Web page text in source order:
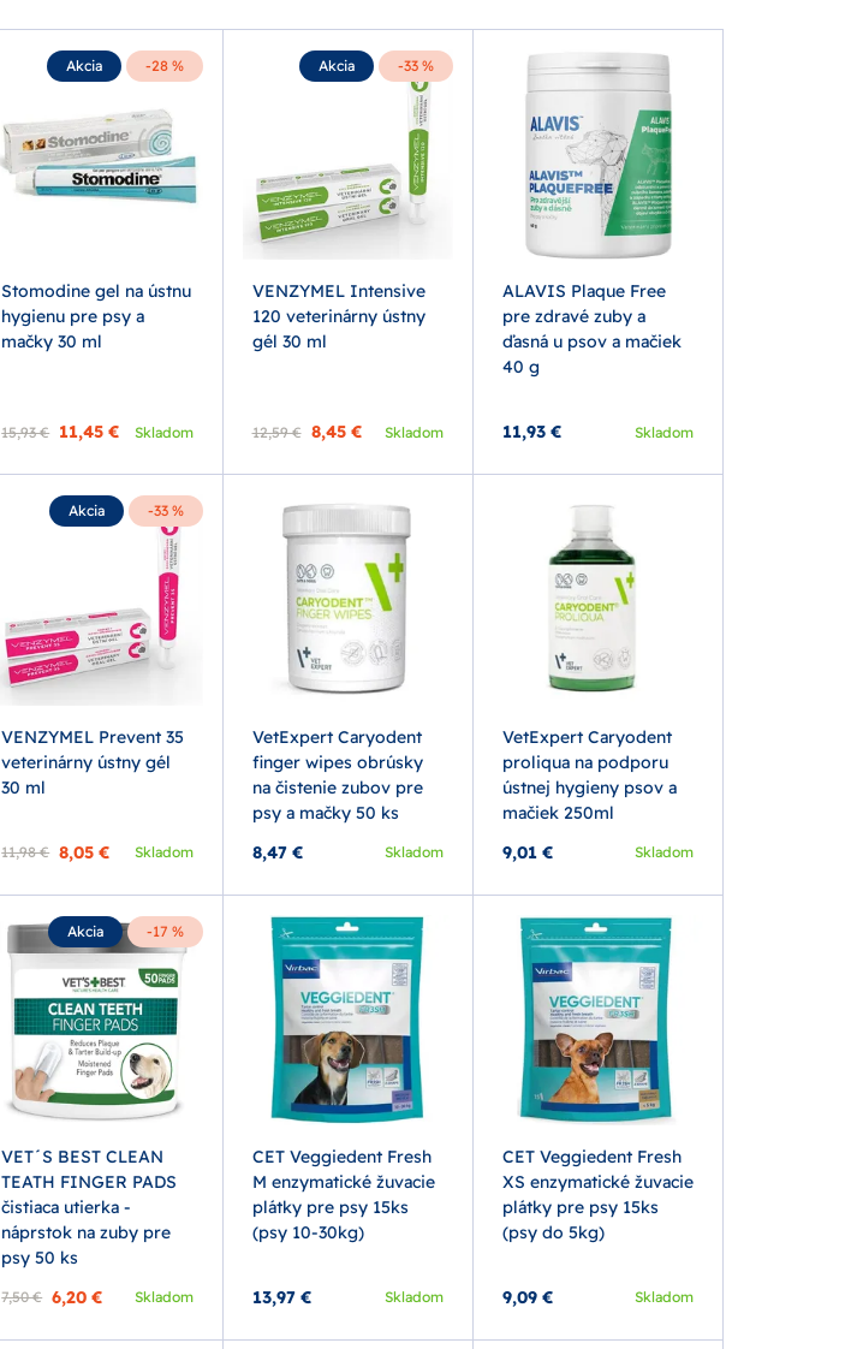
Akcia -28 %
Stomodine gel na ústnu
hygienu pre psy a
mačky 30 ml
15,93 € 11,45 € Skladom
Akcia -33 %
VENZYMEL Intensive
120 veterinárny ústny
gél 30 ml
12,59 € 8,45 € Skladom
ALAVIS Plaque Free
pre zdravé zuby a
ďasná u psov a mačiek
40 g
11,93 € Skladom
Akcia -33 %
VENZYMEL Prevent 35
veterinárny ústny gél
30 ml
11,98 € 8,05 € Skladom
VetExpert Caryodent
finger wipes obrúsky
na čistenie zubov pre
psy a mačky 50 ks
8,47 €
Skladom
VetExpert Caryodent
proliqua na podporu
ústnej hygieny psov a
mačiek 250ml
9,01 €
Skladom
Akcia -17 %
VET´S BEST CLEAN
TEATH FINGER PADS
čistiaca utierka -
náprstok na zuby pre
psy 50 ks
7,50 € 6,20 € Skladom
CET Veggiedent Fresh
M enzymatické žuvacie
plátky pre psy 15ks
(psy 10-30kg)
13,97 € Skladom
CET Veggiedent Fresh
XS enzymatické žuvacie
plátky pre psy 15ks
(psy do 5kg)
9,09 € Skladom